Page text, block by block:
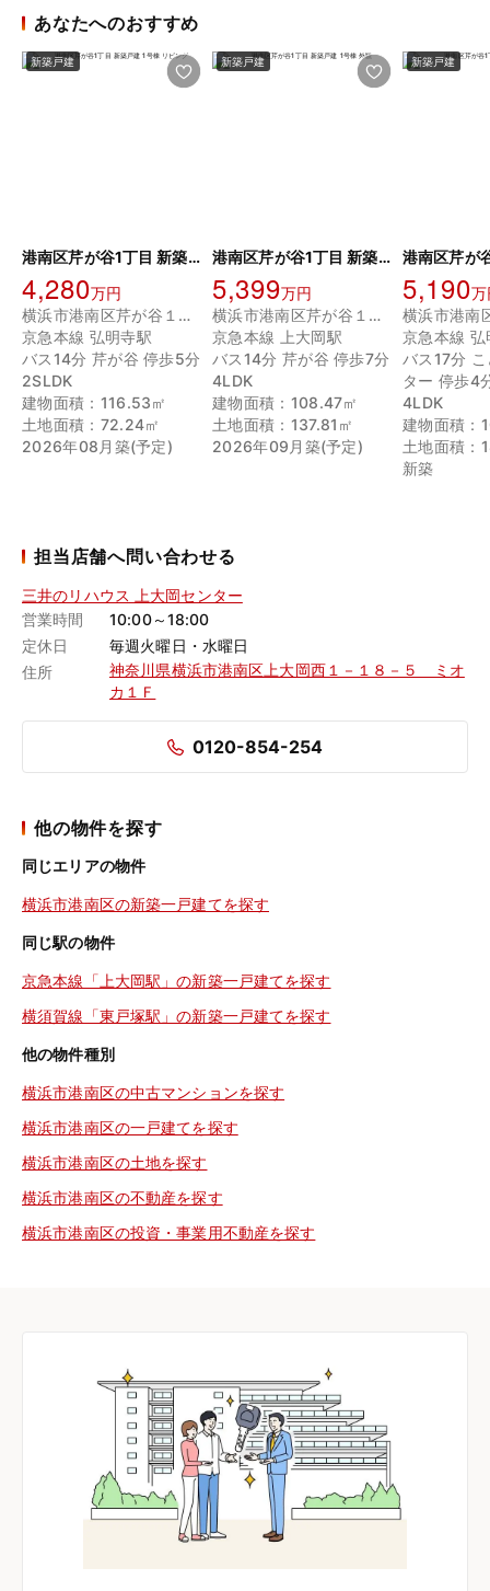
あなたへのおすすめ
新築戸建
港南区芹が谷1丁目 新築戸建 1号棟
4,280万円
横浜市港南区芹が谷１丁目
京急本線 弘明寺駅
バス14分 芹が谷 停歩5分
2SLDK
建物面積：116.53㎡
土地面積：72.24㎡
2026年08月築(予定)
新築戸建
港南区芹が谷1丁目 新築戸建 1号棟
5,399万円
横浜市港南区芹が谷１丁目
京急本線 上大岡駅
バス14分 芹が谷 停歩7分
4LDK
建物面積：108.47㎡
土地面積：137.81㎡
2026年09月築(予定)
新築戸建
5,190万
京急本線 弘
バス17分
ター 停歩4
4LDK
建物面積：
土地面積：
新築
担当店舗へ問い合わせる
三井のリハウス 上大岡センター
営業時間
10:00～18:00
定休日
毎週火曜日・水曜日
住所
神奈川県横浜市港南区上大岡西１－１８－５ ミオ
カ１Ｆ
0120-854-254
他の物件を探す
同じエリアの物件
横浜市港南区の新築一戸建てを探す
同じ駅の物件
京急本線「上大岡駅」の新築一戸建てを探す
横須賀線「東戸塚駅」の新築一戸建てを探す
他の物件種別
横浜市港南区の中古マンションを探す
横浜市港南区の一戸建てを探す
横浜市港南区の土地を探す
横浜市港南区の不動産を探す
横浜市港南区の投資・事業用不動産を探す